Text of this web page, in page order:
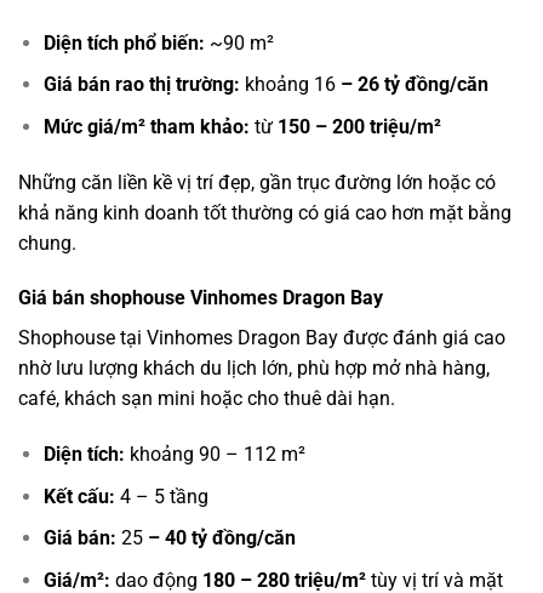
Diện tích phổ biến: ~90 m²
Giá bán rao thị trường: khoảng 16– 26 tỷ đồng/căn
Mức giá/m² tham khảo: từ 150 – 200 triệu/m²
Những căn liền kề vị trí đẹp, gần trục đường lớn hoặc có
khả năng kinh doanh tốt thường có giá cao hơn mặt bằng
chung.
Giá bán shophouse Vinhomes Dragon Bay
Shophouse tại Vinhomes Dragon Bay được đánh giá cao
nhờ lưu lượng khách du lịch lớn, phù hợp mở nhà hàng,
café, khách sạn mini hoặc cho thuê dài hạn.
Diện tích: khoảng 90 – 112 m²
Kết cấu: 4 – 5 tầng
Giá bán: 25– 40 tỷ đồng/căn
Giá/m²: dao động 180 – 280 triệu/m²tùy vị trí và mặt